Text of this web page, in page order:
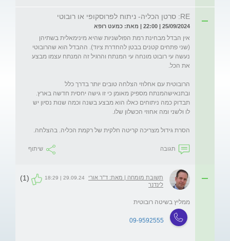
RE: סרטן הכליה- ניתוח לפרוסקופי או רובוטי
25/09/2024 | 22:00 | מאת: כמעט רופא
אין הבדל מבחינת רמת הפולשניות שהיא מינימאלית בשתיהן
(שני פתחים קטנים בבטן להחדרת ציוד). ההבדל הוא שהרובוטי
נעשה עי רובוט מונחה עי המנתח והרגיל זה המנתח עצמו מבצע
הרובוטית עם אחלוזי הצלחה טובים יותר בדרך כלל
ובתנאישהמנתח מספיק מאומן כי זו גישה יחסית חדשה בארץ.
תבדוק כמה ניתוחים כאלו הוא מבצע בשנה וכמה שנות נסיון יש
הסרת גידול מצריכה קריטה חלקית של רקמת הכליה. בהצלחה.
תגובה שיתוף
תשובת מומחה | מאת: ד"ר אורי
לינדנר
29.09.24 | 18:29
(1)
ממליץ בשיטה רובוטית
09-9592555